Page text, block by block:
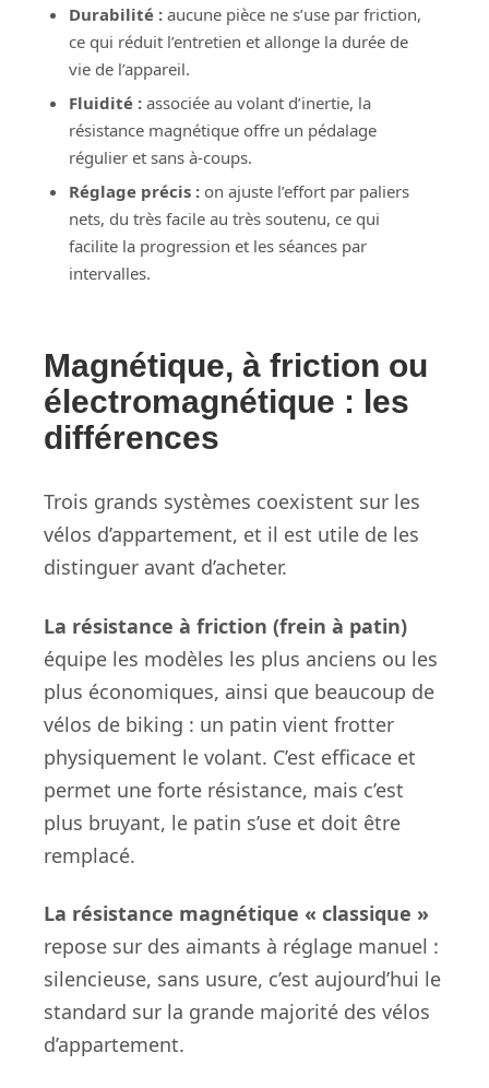
Durabilité :aucune pièce ne s’use par friction,
ce qui réduit l’entretien et allonge la durée de
vie de l’appareil.
Fluidité :associée au volant d’inertie, la
résistance magnétique offre un pédalage
régulier et sans à-coups.
Réglage précis :on ajuste l’effort par paliers
nets, du très facile au très soutenu, ce qui
facilite la progression et les séances par
intervalles.
Magnétique, à friction ou
électromagnétique : les
différences
Trois grands systèmes coexistent sur les
vélos d’appartement, et il est utile de les
distinguer avant d’acheter.
La résistance à friction (frein à patin)
équipe les modèles les plus anciens ou les
plus économiques, ainsi que beaucoup de
vélos de biking : un patin vient frotter
physiquement le volant. C’est efficace et
permet une forte résistance, mais c’est
plus bruyant, le patin s’use et doit être
remplacé.
La résistance magnétique « classique »
repose sur des aimants à réglage manuel :
silencieuse, sans usure, c’est aujourd’hui le
standard sur la grande majorité des vélos
d’appartement.